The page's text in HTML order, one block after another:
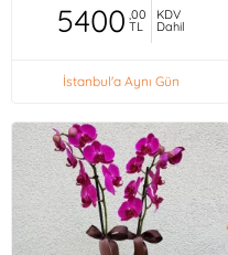
5400 ,00
TL
KDV
Dahil
İstanbul'a Aynı Gün